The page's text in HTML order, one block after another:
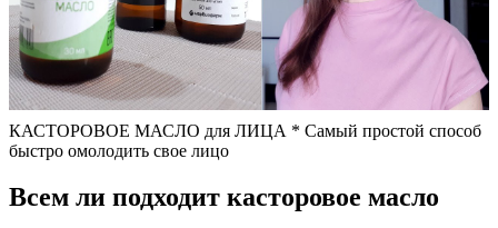
КАСТОРОВОЕ МАСЛО для ЛИЦА * Самый простой способ
быстро омолодить свое лицо
Всем ли подходит касторовое масло